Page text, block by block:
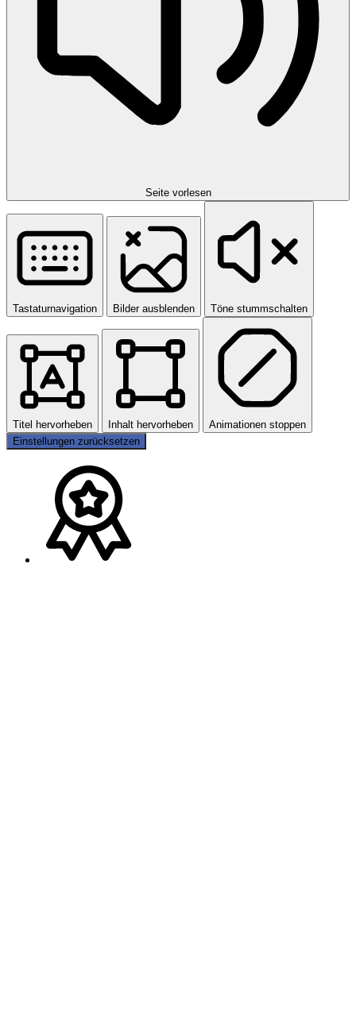
Seite vorlesen
Tastaturnavigation Bilder ausblenden Töne stummschalten
Titel hervorheben Inhalt hervorheben
Animationen stoppen
Einstellungen zurücksetzen